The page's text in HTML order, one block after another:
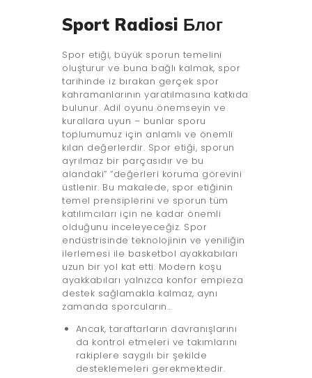
Sport Radiosi Блог
Spor etiği, büyük sporun temelini
oluşturur ve buna bağlı kalmak, spor
tarihinde iz bırakan gerçek spor
kahramanlarının yaratılmasına katkıda
bulunur. Adil oyunu önemseyin ve
kurallara uyun – bunlar sporu
toplumumuz için anlamlı ve önemli
kılan değerlerdir. Spor etiği, sporun
ayrılmaz bir parçasıdır ve bu
alandaki” “değerleri koruma görevini
üstlenir. Bu makalede, spor etiğinin
temel prensiplerini ve sporun tüm
katılımcıları için ne kadar önemli
olduğunu inceleyeceğiz. Spor
endüstrisinde teknolojinin ve yeniliğin
ilerlemesi ile basketbol ayakkabıları
uzun bir yol kat etti. Modern koşu
ayakkabıları yalnızca konfor empieza
destek sağlamakla kalmaz, aynı
zamanda sporcuların…
Ancak, taraftarların davranışlarını
da kontrol etmeleri ve takımlarını
rakiplere saygılı bir şekilde
desteklemeleri gerekmektedir.